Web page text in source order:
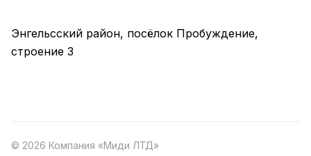
Энгельсский район, посёлок Пробуждение,
строение 3
© 2026 Компания «Миди ЛТД»